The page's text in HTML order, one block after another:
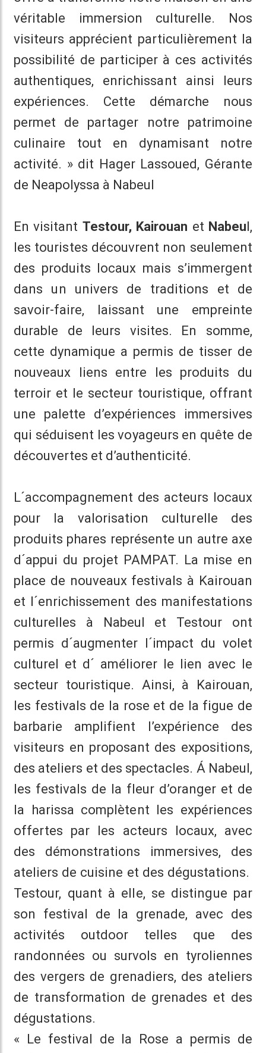
véritable immersion culturelle. Nos
visiteurs apprécient particulièrement la
possibilité de participer à ces activités
authentiques, enrichissant ainsi leurs
expériences. Cette démarche nous
permet de partager notre patrimoine
culinaire tout en dynamisant notre
activité. » dit Hager Lassoued, Gérante
de Neapolyssa à Nabeul
En visitant Testour, Kairouan et Nabeul,
les touristes découvrent non seulement
des produits locaux mais s’immergent
dans un univers de traditions et de
savoir-faire, laissant une empreinte
durable de leurs visites. En somme,
cette dynamique a permis de tisser de
nouveaux liens entre les produits du
terroir et le secteur touristique, offrant
une palette d’expériences immersives
qui séduisent les voyageurs en quête de
découvertes et d’authenticité.
L´accompagnement des acteurs locaux
pour la valorisation culturelle des
produits phares représente un autre axe
d´appui du projet PAMPAT. La mise en
place de nouveaux festivals à Kairouan
et l´enrichissement des manifestations
culturelles à Nabeul et Testour ont
permis d´augmenter l´impact du volet
culturel et d´ améliorer le lien avec le
secteur touristique. Ainsi, à Kairouan,
les festivals de la rose et de la figue de
barbarie amplifient l’expérience des
visiteurs en proposant des expositions,
des ateliers et des spectacles. Á Nabeul,
les festivals de la fleur d’oranger et de
la harissa complètent les expériences
offertes par les acteurs locaux, avec
des démonstrations immersives, des
ateliers de cuisine et des dégustations.
Testour, quant à elle, se distingue par
son festival de la grenade, avec des
activités outdoor telles que des
randonnées ou survols en tyroliennes
des vergers de grenadiers, des ateliers
de transformation de grenades et des
dégustations.
« Le festival de la Rose a permis de